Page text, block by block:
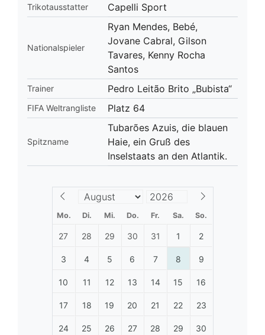
Trikotausstatter Capelli Sport
Nationalspieler
Ryan Mendes, Bebé,
Jovane Cabral, Gilson
Tavares, Kenny Rocha
Santos
Trainer Pedro Leitão Brito „Bubista“
FIFA Weltrangliste Platz 64
Spitzname
Tubarões Azuis, die blauen
Haie, ein Gruß des
Inselstaats an den Atlantik.
Mo. Di. Mi. Do. Fr. Sa. So.
27 28 29 30 31 1 2
3 4 5 6 7 8 9
10 11 12 13 14 15 16
17 18 19 20 21 22 23
24 25 26 27 28 29 30